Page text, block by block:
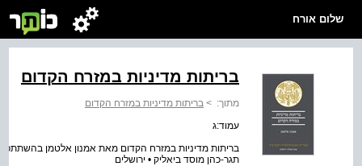
שלום אורח
בריתות מדיניות במזרח הקדום
מתוך: > בריתות מדיניות במזרח הקדום
עמוד:ג
בריתות מדיניות במזרח הקדום מאת אמנון אלטמן בהשתתפות
תגר-כהן מוסד ביאליק • ירושלים